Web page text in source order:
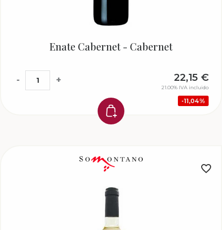
Enate Cabernet - Cabernet
11,04%
22,15 €
21.00% IVA incluido
- +